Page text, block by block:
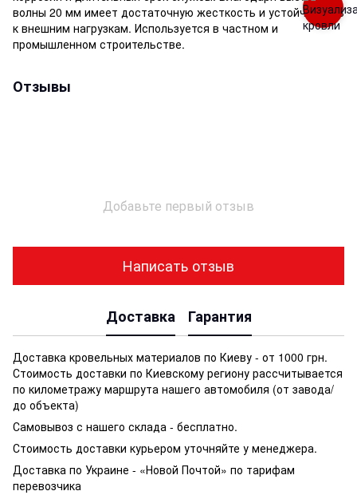
волны 20 мм имеет достаточную жесткость и устойчивость
к внешним нагрузкам. Используется в частном и
промышленном строительстве.
Отзывы
Добавьте первый отзыв
Написать отзыв
Доставка Гарантия
Доставка кровельных материалов по Киеву - от 1000 грн.
Стоимость доставки по Киевскому региону рассчитывается
по километражу маршрута нашего автомобиля (от завода/
до объекта)
Самовывоз с нашего склада - бесплатно.
Стоимость доставки курьером уточняйте у менеджера.
Доставка по Украине - «Новой Почтой» по тарифам
перевозчика